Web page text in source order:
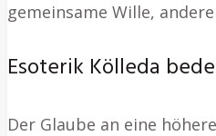
gemeinsame Wille,
Esoterik Kölleda
Der Glaube an eine